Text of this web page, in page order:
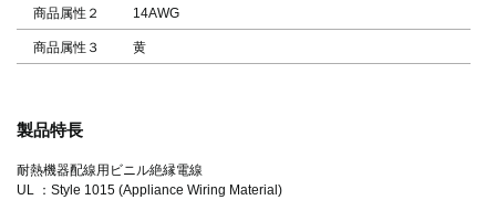
商品属性２ 14AWG
商品属性３ 黄
製品特長
耐熱機器配線用ビニル絶縁電線
UL ：Style 1015 (Appliance Wiring Material)